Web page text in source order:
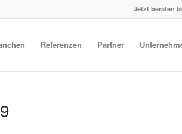
Jetzt beraten
Referenzen Partner